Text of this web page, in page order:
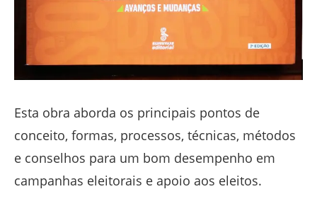
Esta obra aborda os principais pontos de
conceito, formas, processos, técnicas, métodos
e conselhos para um bom desempenho em
campanhas eleitorais e apoio aos eleitos.